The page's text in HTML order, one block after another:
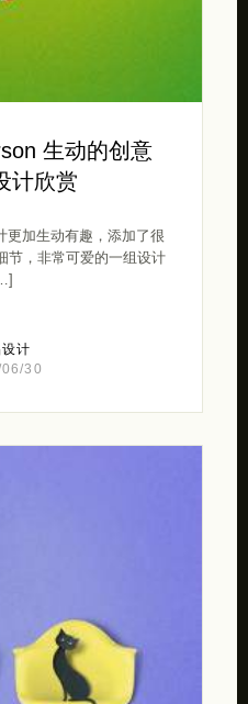
生动的创意
计欣赏
更加生动有趣，添加了很
节，非常可爱的一组设计
计
30